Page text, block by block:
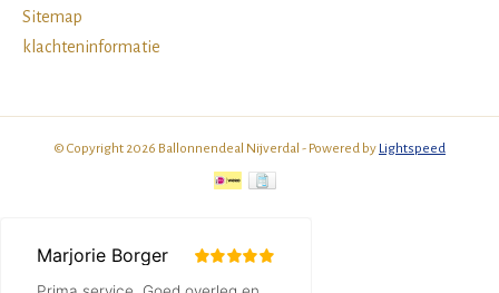
Sitemap
klachteninformatie
© Copyright 2026 Ballonnendeal Nijverdal - Powered by Lightspeed